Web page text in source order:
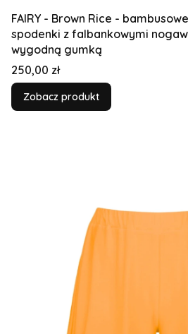
FAIRY - Brown Rice -
spodenki z falbankowymi
wygodną gumką
Cena
250,00 zł
Zobacz produkt